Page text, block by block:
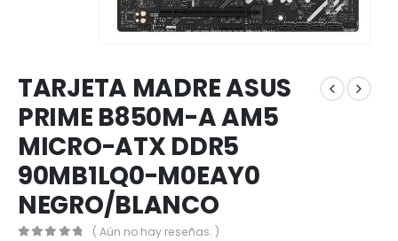
TARJETA MADRE ASUS
PRIME B850M-A AM5
MICRO-ATX DDR5
90MB1LQ0-M0EAY0
NEGRO/BLANCO
( Aún no hay reseñas. )